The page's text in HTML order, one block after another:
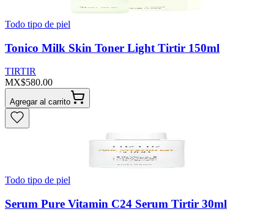
Todo tipo de piel
Tonico Milk Skin Toner Light Tirtir 150ml
TIRTIR
MX$580.00
Agregar al carrito
Todo tipo de piel
Serum Pure Vitamin C24 Serum Tirtir 30ml